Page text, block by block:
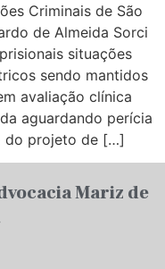
Criminais de São
de Almeida Sorci
situações
sendo mantidos
avaliação clínica
aguardando perícia
do projeto de […]
Mariz de